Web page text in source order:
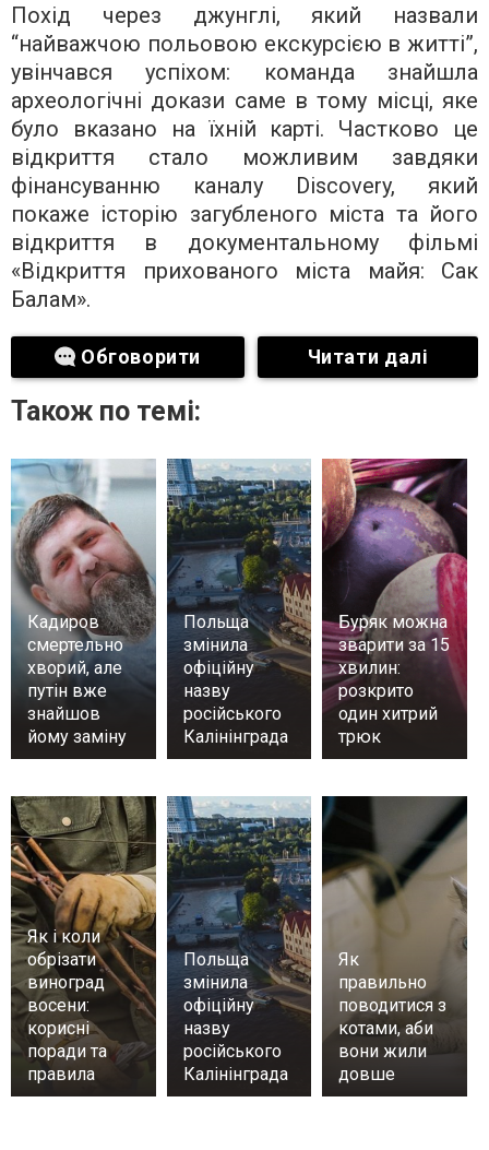
Похід через джунглі, який назвали
“найважчою польовою екскурсією в житті”,
увінчався успіхом: команда знайшла
археологічні докази саме в тому місці, яке
було вказано на їхній карті. Частково це
відкриття стало можливим завдяки
фінансуванню каналу Discovery, який
покаже історію загубленого міста та його
відкриття в документальному фільмі
«Відкриття прихованого міста майя: Сак
Балам».
Обговорити Читати далі
Також по темі:
Кадиров
смертельно
хворий, але
путін вже
знайшов
йому заміну
Польща
змінила
офіційну
назву
російського
Калінінграда
Буряк можна
зварити за 15
хвилин:
розкрито
один хитрий
трюк
Як і коли
обрізати
виноград
восени:
корисні
поради та
правила
Польща
змінила
офіційну
назву
російського
Калінінграда
Як
правильно
поводитися з
котами, аби
вони жили
довше